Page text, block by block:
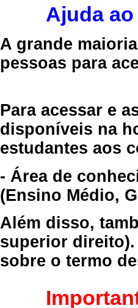
Ajuda
A grande
pessoas para
Para acessar e
disponíveis na
estudantes aos
- Área de
(Ensino Médio,
Além disso,
superior
sobre o termo